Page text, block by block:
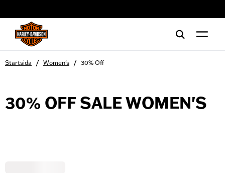
Startsida / Women's / 30% Off
30% OFF SALE WOMEN'S